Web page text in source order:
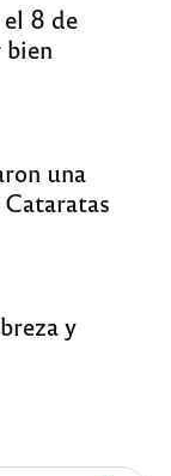
8 de
bien
una
y